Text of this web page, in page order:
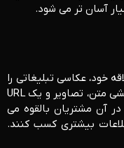
آسان تر می شود.
خود، عکاسی تبلیغاتی را
در بنرهای نمایشی دیده اید. تبلیغات نمایشی متن، تصاویر و یک URL
آن مشتریان بالقوه می
بیشتری کسب کنند.